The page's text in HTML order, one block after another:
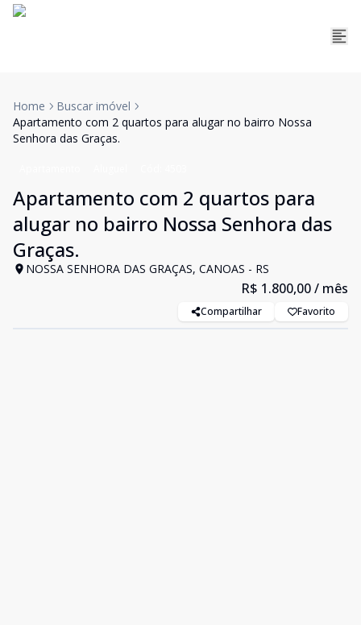
Home
Buscar imóvel
Apartamento com 2 quartos para alugar no bairro Nossa
Senhora das Graças.
Apartamento com 2 quartos para
alugar no bairro Nossa Senhora das
Graças.
NOSSA SENHORA DAS GRAÇAS, CANOAS - RS
R$ 1.800,00/ mês
Compartilhar Favorito